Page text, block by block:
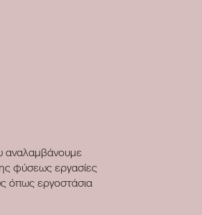
αναλαμβάνουμε
φύσεως εργασίες
όπως εργοστάσια